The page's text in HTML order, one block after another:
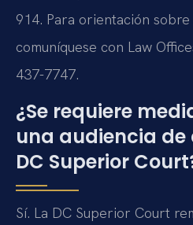
914. Para orientación
comuníquese con Law
437-7747.
¿Se requiere
una audiencia de
DC Superior
Sí. La DC Superior Court